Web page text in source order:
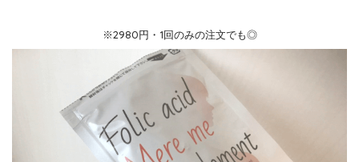
※2980円・1回のみの注文でも◎